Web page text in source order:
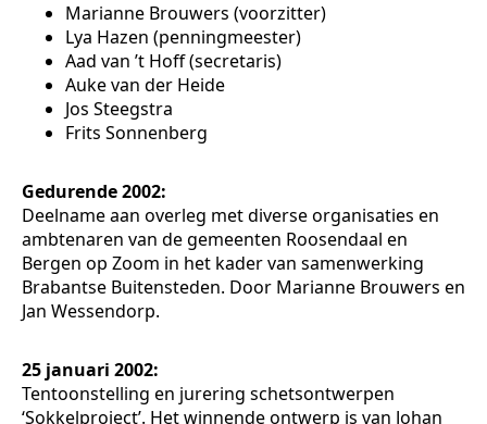
Marianne Brouwers (voorzitter)
Lya Hazen (penningmeester)
Aad van ’t Hoff (secretaris)
Auke van der Heide
Jos Steegstra
Frits Sonnenberg
Gedurende 2002:
Deelname aan overleg met diverse organisaties en
ambtenaren van de gemeenten Roosendaal en
Bergen op Zoom in het kader van samenwerking
Brabantse Buitensteden. Door Marianne Brouwers en
Jan Wessendorp.
25 januari 2002:
Tentoonstelling en jurering schetsontwerpen
‘Sokkelproject’. Het winnende ontwerp is van Johan